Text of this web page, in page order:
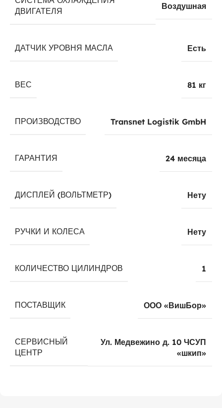
ДВИГАТЕЛЯ
Воздушная
ДАТЧИК УРОВНЯ МАСЛА Есть
ВЕС 81 кг
ПРОИЗВОДСТВО Transnet Logistik GmbH
ГАРАНТИЯ 24 месяца
ДИСПЛЕЙ (ВОЛЬТМЕТР) Нету
РУЧКИ И КОЛЕСА Нету
КОЛИЧЕСТВО ЦИЛИНДРОВ 1
ПОСТАВЩИК ООО «ВишБор»
СЕРВИСНЫЙ
ЦЕНТР
Ул. Медвежино д. 10 ЧСУП
«шкип»